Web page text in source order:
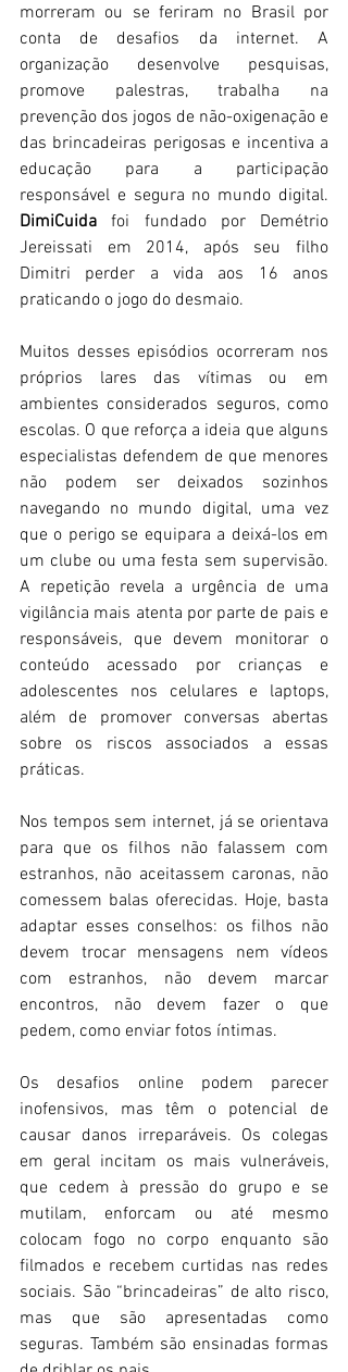
morreram ou se feriram no Brasil por
conta de desafios da internet. A
organização desenvolve pesquisas,
promove palestras, trabalha na
prevenção dos jogos de não-oxigenação e
das brincadeiras perigosas e incentiva a
educação para a participação
DimiCuida foi fundado por Demétrio
Jereissati em 2014, após seu filho
Dimitri perder a vida aos 16 anos
praticando o jogo do desmaio.
Muitos desses episódios ocorreram nos
próprios lares das vítimas ou em
ambientes considerados seguros, como
escolas. O que reforça a ideia que alguns
especialistas defendem de que menores
não podem ser deixados sozinhos
navegando no mundo digital, uma vez
que o perigo se equipara a deixá-los em
um clube ou uma festa sem supervisão.
A repetição revela a urgência de uma
vigilância mais atenta por parte de pais e
responsáveis, que devem monitorar o
conteúdo acessado por crianças e
adolescentes nos celulares e laptops,
além de promover conversas abertas
sobre os riscos associados a essas
práticas.
Nos tempos sem internet, já se orientava
para que os filhos não falassem com
estranhos, não aceitassem caronas, não
comessem balas oferecidas. Hoje, basta
adaptar esses conselhos: os filhos não
devem trocar mensagens nem vídeos
com estranhos, não devem marcar
encontros, não devem fazer o que
pedem, como enviar fotos íntimas.
Os desafios online podem parecer
inofensivos, mas têm o potencial de
causar danos irreparáveis. Os colegas
em geral incitam os mais vulneráveis,
que cedem à pressão do grupo e se
mutilam, enforcam ou até mesmo
colocam fogo no corpo enquanto são
filmados e recebem curtidas nas redes
sociais. São “brincadeiras” de alto risco,
mas que são apresentadas como
seguras. Também são ensinadas formas